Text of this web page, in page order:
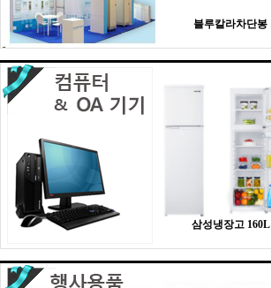
블루칼라차단봉
삼성냉장고 160L